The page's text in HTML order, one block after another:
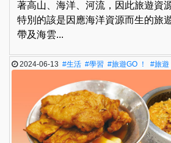
著高山、海洋、河流，因此旅遊資
特別的該是因應海洋資源而生的旅
帶及海雲...
2024-06-13#生活 #學習 #旅遊GO ！ #旅遊